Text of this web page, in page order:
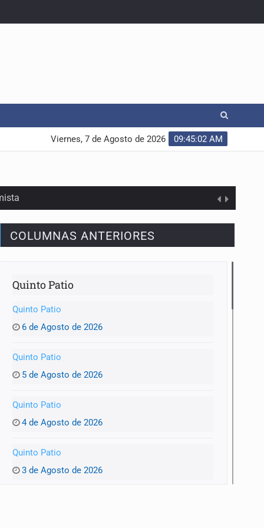
09:45:02 AM
Viernes, 7 de Agosto de 2026
COLUMNAS ANTERIORES
Quinto Patio
Quinto Patio
6 de Agosto de 2026
Quinto Patio
5 de Agosto de 2026
Quinto Patio
4 de Agosto de 2026
Quinto Patio
3 de Agosto de 2026